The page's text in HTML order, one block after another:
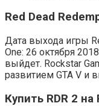
Red Dead
Дата выхода игры
One: 26 октября
выйдет. Rockstar
развитием GTA V и
Купить RDR 2 на